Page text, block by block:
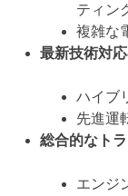
ティン
複雑な
最新技術対
ハイブ
先進運
総合的なト
エンジ